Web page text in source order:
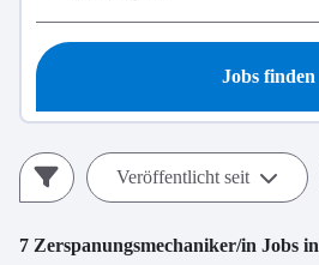
Jobs finden
Veröffentlicht seit
7 Zerspanungsmechaniker/in Jobs in